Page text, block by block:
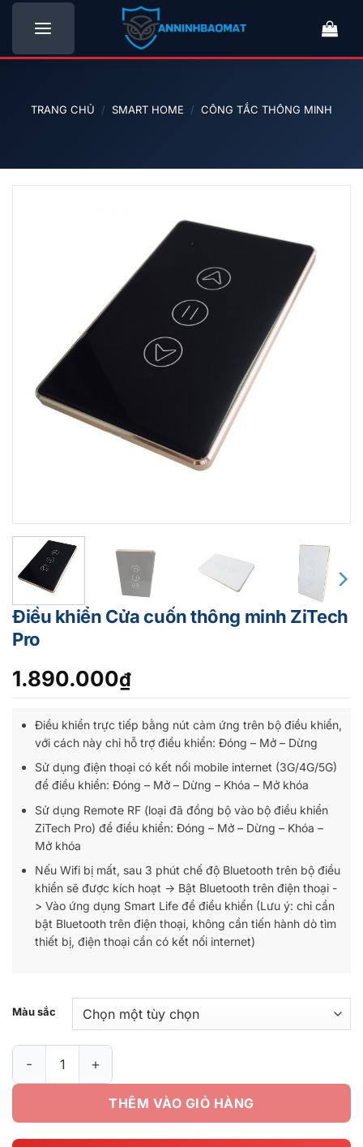
Bỏ
nội
TRANG CHỦ / SMART HOME / CÔNG TẮC THÔNG MINH
Điều khiển Cửa cuốn thông minh ZiTech
Pro
1.890.000₫
Điều khiển trực tiếp bằng nút cảm ứng trên bộ điều khiển,
với cách này chỉ hỗ trợ điều khiển: Đóng – Mở – Dừng
Sử dụng điện thoại có kết nối mobile internet (3G/4G/5G)
để điều khiển: Đóng – Mở – Dừng – Khóa – Mở khóa
Sử dụng Remote RF (loại đã đồng bộ vào bộ điều khiển
ZiTech Pro) để điều khiển: Đóng – Mở – Dừng – Khóa –
Mở khóa
Nếu Wifi bị mất, sau 3 phút chế độ Bluetooth trên bộ điều
khiển sẽ được kích hoạt -> Bật Bluetooth trên điện thoại -
> Vào ứng dụng Smart Life để điều khiển (Lưu ý: chỉ cần
bật Bluetooth trên điện thoại, không cần tiến hành dò tìm
thiết bị, điện thoại cần có kết nối internet)
Màu sắc
Điều khiển Cửa cuốn thông minh ZiTech Pro số lượng
THÊM VÀO GIỎ HÀNG